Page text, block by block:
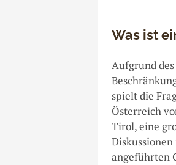
Was ist
Aufgrund
spielt die
Österreich
Tirol, eine
angeführten